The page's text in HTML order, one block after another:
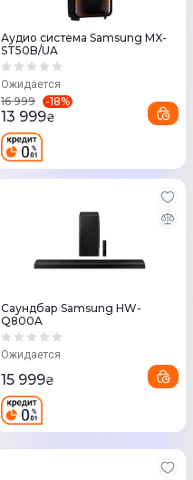
Аудио система Samsung MX-
ST50B/UA
Ожидается
16 999 -18%
13 999₴
Саундбар Samsung HW-
Q800A
Ожидается
15 999₴